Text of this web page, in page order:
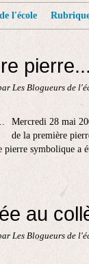
l'école
pierre...
Les Blogueurs de
Mercredi 28 mai
de la première
pierre symbolique a
au
Les Blogueurs de